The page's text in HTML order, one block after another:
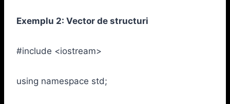
Exemplu 2: Vector de structuri
#include <iostream>
using namespace std;